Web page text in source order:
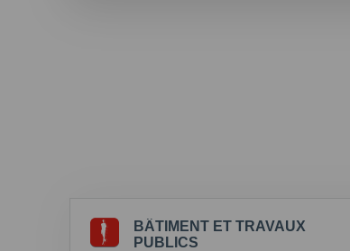
BÂTIMENT ET TRAVAUX
PUBLICS